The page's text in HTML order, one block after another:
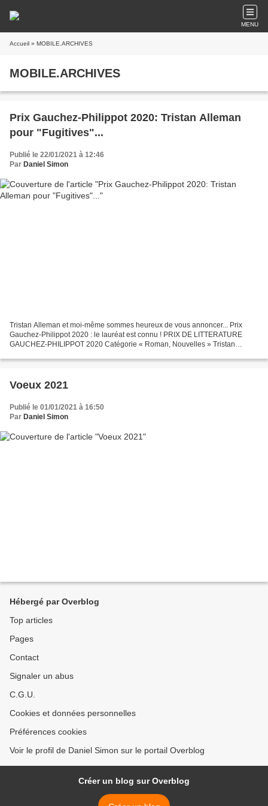
MENU
Accueil » MOBILE.ARCHIVES
MOBILE.ARCHIVES
Prix Gauchez-Philippot 2020: Tristan Alleman
pour "Fugitives"...
Publié le 22/01/2021 à 12:46
Par Daniel Simon
Tristan Alleman et moi-même sommes heureux de vous annoncer... Prix
Gauchez-Philippot 2020 : le lauréat est connu ! PRIX DE LITTERATURE
GAUCHEZ-PHILIPPOT 2020 Catégorie « Roman, Nouvelles » Tristan
Voeux 2021
Publié le 01/01/2021 à 16:50
Par Daniel Simon
Hébergé par Overblog
Top articles
Pages
Contact
Signaler un abus
C.G.U.
Cookies et données personnelles
Préférences cookies
Voir le profil de Daniel Simon sur le portail Overblog
Créer un blog sur Overblog